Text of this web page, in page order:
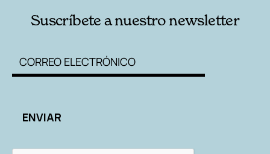
Suscríbete a nuestro newsletter